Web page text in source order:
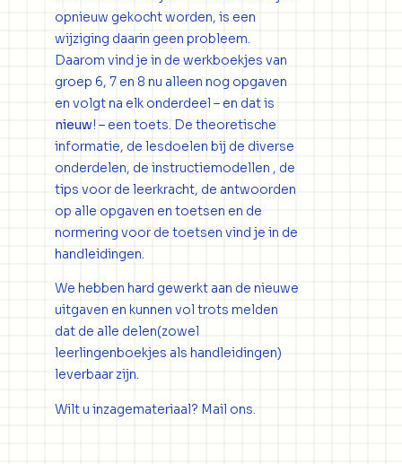
opnieuw gekocht worden, is een
wijziging daarin geen probleem.
Daarom vind je in de werkboekjes van
groep 6, 7 en 8 nu alleen nog opgaven
en volgt na elk onderdeel – en dat is
nieuw! – een toets. De theoretische
informatie, de lesdoelen bij de diverse
onderdelen, de instructiemodellen , de
tips voor de leerkracht, de antwoorden
op alle opgaven en toetsen en de
normering voor de toetsen vind je in de
handleidingen.
We hebben hard gewerkt aan de nieuwe
uitgaven en kunnen vol trots melden
dat de alle delen(zowel
leerlingenboekjes als handleidingen)
leverbaar zijn.
Wilt u inzagemateriaal? Mail ons.